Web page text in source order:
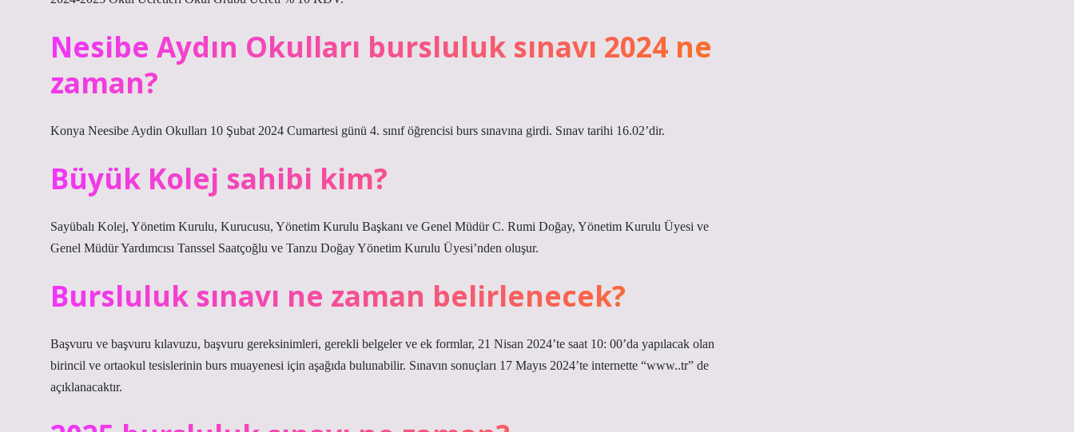
Nesibe Aydın Okulları bursluluk sınavı 2024 ne
zaman?
Konya Neesibe Aydin Okulları 10 Şubat 2024 Cumartesi günü 4. sınıf öğrencisi burs sınavına girdi. Sınav tarihi 16.02’dir.
Büyük Kolej sahibi kim?
Sayübalı Kolej, Yönetim Kurulu, Kurucusu, Yönetim Kurulu Başkanı ve Genel Müdür C. Rumi Doğay, Yönetim Kurulu Üyesi ve
Genel Müdür Yardımcısı Tanssel Saatçoğlu ve Tanzu Doğay Yönetim Kurulu Üyesi’nden oluşur.
Bursluluk sınavı ne zaman belirlenecek?
Başvuru ve başvuru kılavuzu, başvuru gereksinimleri, gerekli belgeler ve ek formlar, 21 Nisan 2024’te saat 10: 00’da yapılacak olan
birincil ve ortaokul tesislerinin burs muayenesi için aşağıda bulunabilir. Sınavın sonuçları 17 Mayıs 2024’te internette “www..tr” de
açıklanacaktır.